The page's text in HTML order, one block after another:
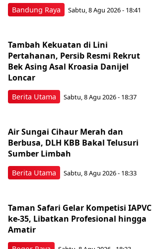
Bandung Raya Sabtu, 8 Agu 2026 - 18:41
Berita Utama
Tambah Kekuatan di Lini
Pertahanan, Persib Resmi Rekrut
Bek Asing Asal Kroasia Danijel
Loncar
Sabtu, 8 Agu 2026 - 18:37
Berita Utama
Air Sungai Cihaur Merah dan
Berbusa, DLH KBB Bakal Telusuri
Sumber Limbah
Sabtu, 8 Agu 2026 - 18:33
Taman Safari Gelar Kompetisi IAPVC
ke-35, Libatkan Profesional hingga
Amatir